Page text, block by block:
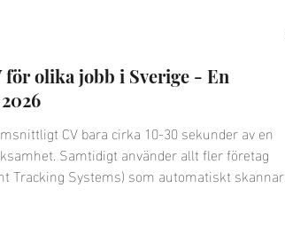
för olika jobb i Sverige - En
CV bara cirka 10-30 sekunder av en
Samtidigt använder allt fler företag
Tracking Systems) som automatiskt skannar